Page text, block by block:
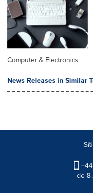
Computer & Electronics
News Releases in Similar
de 8